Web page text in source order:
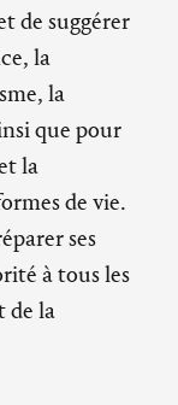
de suggérer
la
la
que pour
la
de vie.
ses
à tous les
de la